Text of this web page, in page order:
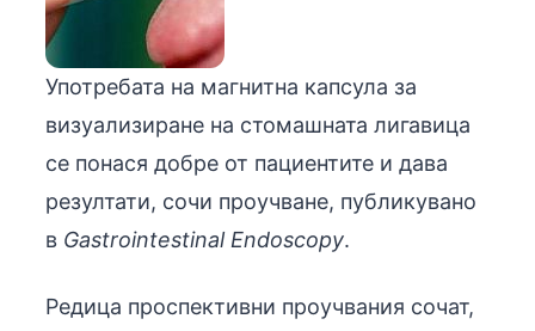
Употребата на магнитна капсула за
визуализиране на стомашната лигавица
се понася добре от пациентите и дава
резултати, сочи проучване, публикувано
в Gastrointestinal Endoscopy.
Редица проспективни проучвания сочат,